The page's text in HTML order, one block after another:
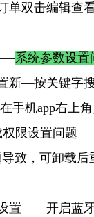
单双击编辑查
系统参数设置
新—按关键字
手机app右上
限设置问题
致，可卸载
置——开启蓝